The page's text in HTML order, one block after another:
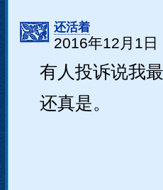
还活着
2016年12月1日
有人投诉说我
还真是。